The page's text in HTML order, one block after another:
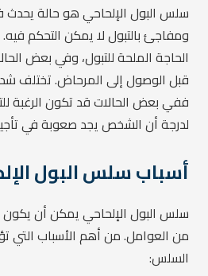
سلس البول الإلحاحي هو حالة
ومفاجئ بالتبول لا يمكن التحكم
الحاجة الملحة للتبول، وفي بعض
قبل الوصول إلى المرحاض. تختلف
ففي بعض الحالات قد تكون الرغبة
لدرجة أن الشخص يجد صعوبة في
أسباب سلس البول
سلس البول الإلحاحي يمكن أن
من العوامل. من أهم الأسباب التي
السلس: